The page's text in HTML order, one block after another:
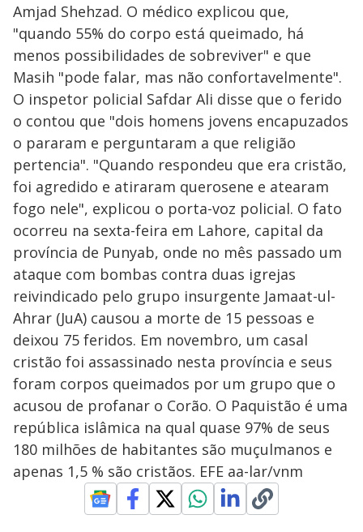
Amjad Shehzad. O médico explicou que,
"quando 55% do corpo está queimado, há
menos possibilidades de sobreviver" e que
Masih "pode falar, mas não confortavelmente".
O inspetor policial Safdar Ali disse que o ferido
o contou que "dois homens jovens encapuzados
o pararam e perguntaram a que religião
pertencia". "Quando respondeu que era cristão,
foi agredido e atiraram querosene e atearam
fogo nele", explicou o porta-voz policial. O fato
ocorreu na sexta-feira em Lahore, capital da
província de Punyab, onde no mês passado um
ataque com bombas contra duas igrejas
reivindicado pelo grupo insurgente Jamaat-ul-
Ahrar (JuA) causou a morte de 15 pessoas e
deixou 75 feridos. Em novembro, um casal
cristão foi assassinado nesta província e seus
foram corpos queimados por um grupo que o
acusou de profanar o Corão. O Paquistão é uma
república islâmica na qual quase 97% de seus
180 milhões de habitantes são muçulmanos e
apenas 1,5 % são cristãos. EFE aa-lar/vnm